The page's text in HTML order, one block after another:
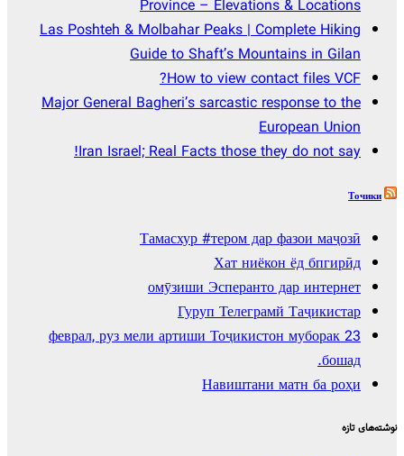
Province – Elevations & Locations
Las Poshteh & Molbahar Peaks | Complete Hiking
Guide to Shaft’s Mountains in Gilan
How to view contact files VCF?
Major General Bagheri’s sarcastic response to the
European Union
Iran Israel; Real Facts those they do not say!
Точики
Тамасхур #тером дар фазои маҷозӣ
Хат ниёкон ёд бпгирӣд
омӯзиши Эсперанто дар интернет
Гуруп Телеграмй Таҷикистар
23 феврал, руз мели артиши Тоҷикистон муборак
бошад.
Навиштани матн ба роҳи
نوشته‌های تازه